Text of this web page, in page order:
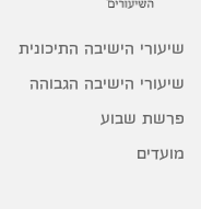
שיעורי הישיבה התיכונית
שיעורי הישיבה הגבוהה
פרשת שבוע
מועדים